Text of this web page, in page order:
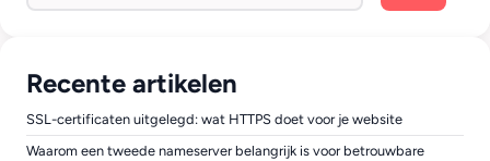
Recente artikelen
SSL-certificaten uitgelegd: wat HTTPS doet voor je website
Waarom een tweede nameserver belangrijk is voor betrouwbare